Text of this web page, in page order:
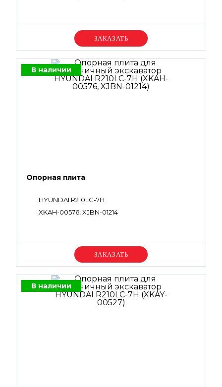
Уточняйте цену
В наличии
Опорная плита
HYUNDAI R210LC-7H
XKAH-00576, XJBN-01214
Уточняйте цену
В наличии